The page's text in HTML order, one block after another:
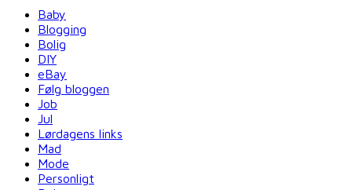
Baby
Blogging
Bolig
DIY
eBay
Følg bloggen
Job
Jul
Lørdagens links
Mad
Mode
Personligt